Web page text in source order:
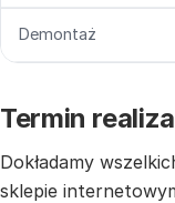
Demontaż
Termin
Dokładamy
sklepie